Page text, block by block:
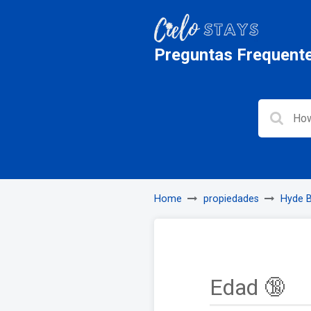
Preguntas
Home propiedades Hyde
Edad 🔞